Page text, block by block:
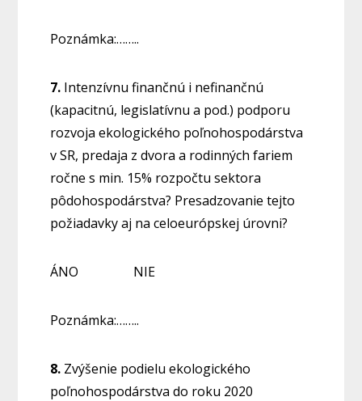
Poznámka:……..
7. Intenzívnu finančnú i nefinančnú
(kapacitnú, legislatívnu a pod.) podporu
rozvoja ekologického poľnohospodárstva
v SR, predaja z dvora a rodinných fariem
ročne s min. 15% rozpočtu sektora
pôdohospodárstva? Presadzovanie tejto
požiadavky aj na celoeurópskej úrovni?
ÁNO NIE
Poznámka:……..
8. Zvýšenie podielu ekologického
poľnohospodárstva do roku 2020